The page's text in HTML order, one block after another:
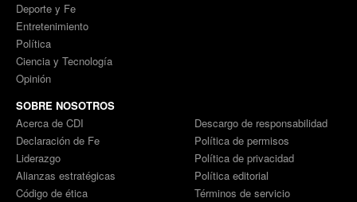
Deporte y Fe
Entretenimiento
Política
Ciencia y Tecnología
Opinión
SOBRE NOSOTROS
Acerca de CDI
Declaración de Fe
Liderazgo
Alianzas estratégicas
Código de ética
Descargo de responsabilidad
Política de permisos
Política de privacidad
Política editorial
Términos de servicio